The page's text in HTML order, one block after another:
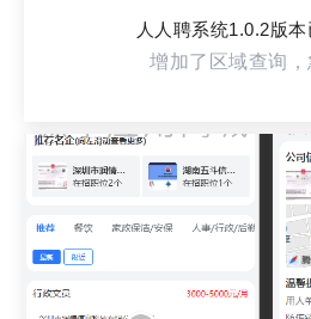
人人聘系统1.0.2版
增加了区域查询